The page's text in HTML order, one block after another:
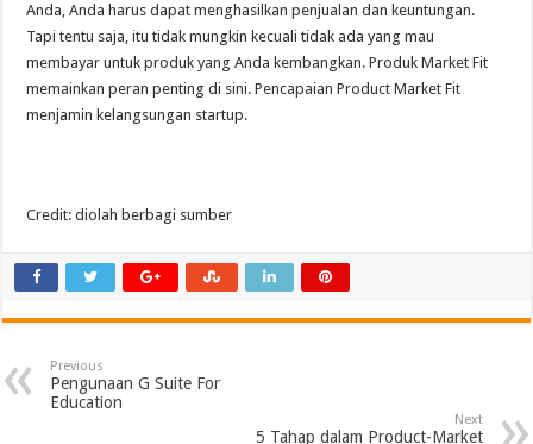
Anda, Anda harus dapat menghasilkan penjualan dan keuntungan.
Tapi tentu saja, itu tidak mungkin kecuali tidak ada yang mau
membayar untuk produk yang Anda kembangkan. Produk Market Fit
memainkan peran penting di sini. Pencapaian Product Market Fit
menjamin kelangsungan startup.
Credit: diolah berbagi sumber
Previous
Pengunaan G Suite For
Education
Next
5 Tahap dalam Product-Market